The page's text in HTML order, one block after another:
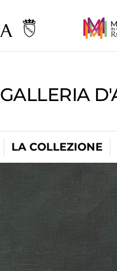
GALLERIA
LA COLLEZIONE